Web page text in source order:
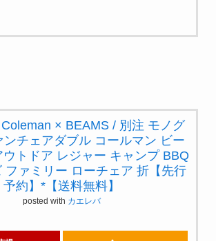
Coleman × BEAMS / 別注 モノグ
ラム柄 ファンチェアダブル コー
ルマン ビームス 限定 アウトドア
レジャー キャンプ BBQ ロゴ キッ
行予約】*【送料無料】